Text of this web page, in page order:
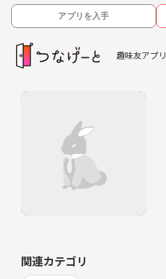
アプリを入手
趣味友アプリ
関連カテゴリ